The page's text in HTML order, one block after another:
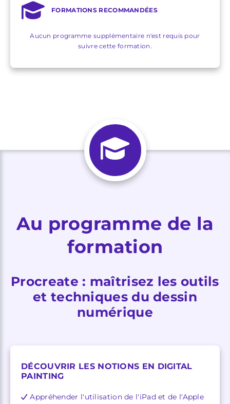
FORMATIONS RECOMMANDÉES
Aucun programme supplémentaire n'est requis pour
suivre cette formation.
Au programme de la
formation
Procreate : maîtrisez les outils
et techniques du dessin
numérique
DÉCOUVRIR LES NOTIONS EN DIGITAL
PAINTING
Appréhender l'utilisation de l'iPad et de l'Apple